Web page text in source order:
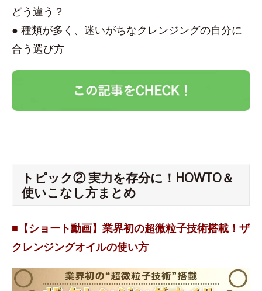
どう違う？
● 種類が多く、迷いがちなクレンジングの自分に
合う選び方
トピック② 実力を存分に！HOWTO＆
使いこなし方まとめ
■【ショート動画】業界初の超微粒子技術搭載！ザ
クレンジングオイルの使い方